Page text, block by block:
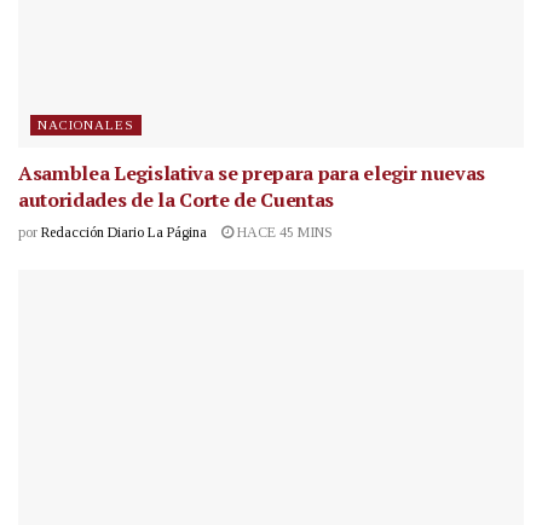
NACIONALES
Asamblea Legislativa se prepara para elegir nuevas
autoridades de la Corte de Cuentas
por Redacción Diario La Página HACE 45 MINS